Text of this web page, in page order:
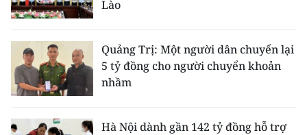
Lào
Quảng Trị: Một người dân chuyển lại
5 tỷ đồng cho người chuyển khoản
nhầm
Hà Nội dành gần 142 tỷ đồng hỗ trợ